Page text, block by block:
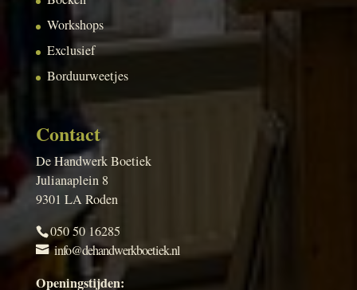
Workshops
Exclusief
Borduurweetjes
Contact
De Handwerk Boetiek
Julianaplein 8
9301 LA Roden
050 50 16285
info@dehandwerkboetiek.nl
Openingstijden: